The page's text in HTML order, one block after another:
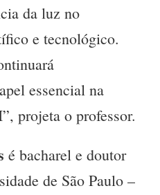
da luz no
e tecnológico.
essencial na
projeta o professor.
é bacharel e doutor
de São Paulo –